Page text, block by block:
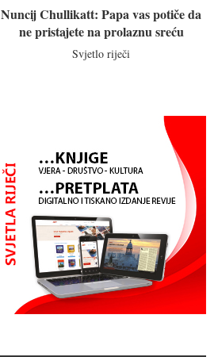
Nuncij Chullikatt: Papa vas potiče da
ne pristajete na prolaznu sreću
Svjetlo riječi